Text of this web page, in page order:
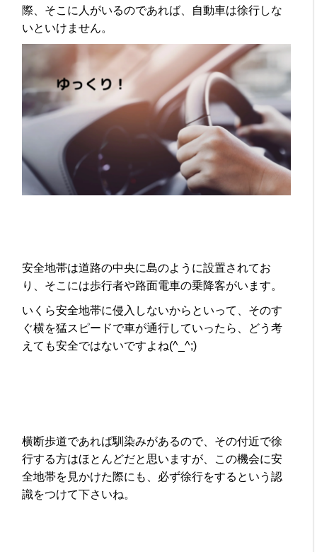
際、そこに人がいるのであれば、自動車は徐行しな
いといけません。
安全地帯は道路の中央に島のように設置されてお
り、そこには歩行者や路面電車の乗降客がいます。
いくら安全地帯に侵入しないからといって、そのす
ぐ横を猛スピードで車が通行していったら、どう考
えても安全ではないですよね(^_^;)
横断歩道であれば馴染みがあるので、その付近で徐
行する方はほとんどだと思いますが、この機会に安
全地帯を見かけた際にも、必ず徐行をするという認
識をつけて下さいね。